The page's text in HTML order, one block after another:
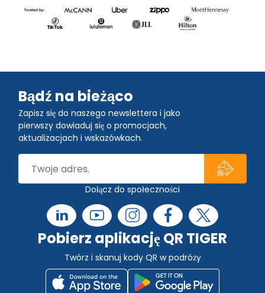
Bądź na bieżąco
Zapisz się do naszego newslettera i jako
pierwszy dowiaduj się o promocjach,
aktualizacjach i wskazówkach.
Dołącz do społeczności
Pobierz aplikację QR TIGER
Twórz i skanuj kody QR w podróży